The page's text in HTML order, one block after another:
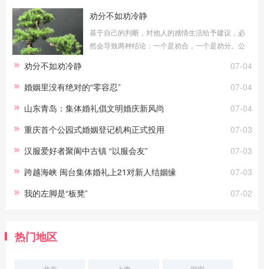
劝分不如劝冷静
基于自己的判断，对他人的感情生活给予建议，必
然会导致两种结论：一个是劝合，一个是劝分。公
07-04
劝分不如劝冷静
07-04
婚姻里没有绝对的“零容忍”
07-04
山东青岛：集体婚礼倡文明婚庆新风尚
07-03
重庆首个公园式婚姻登记机构正式投用
07-03
汉服爱好者聚阆中古镇 “以服会友”
07-03
跨越海峡 闽台集体婚礼上21对新人结姻缘
07-02
我的左脚是“板凳”
热门地区